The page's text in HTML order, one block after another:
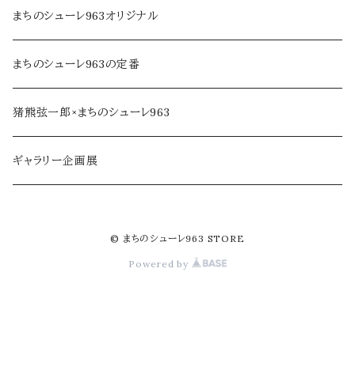
乾物・だし
ジャム・加工品
soe farm
アロマ・フレグランス
民芸品・手仕事
まちのシューレ963オリジナル
まちのシューレ963の定番
猪熊弦一郎×まちのシューレ963
ギャラリー企画展
© まちのシューレ963 STORE
Powered by